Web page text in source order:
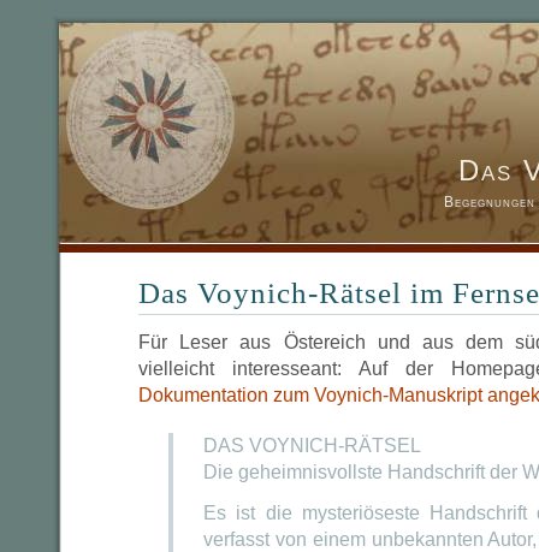
Das
Das Voynich-Rätsel im
Für Leser aus Östereich und aus dem
vielleicht interesseant: Auf der
Dokumentation zum Voynich-Manuskript
DAS VOYNICH-RÄTSEL
Die geheimnisvollste Handschrift der
Es ist die mysteriöseste
verfasst von einem unbekannten